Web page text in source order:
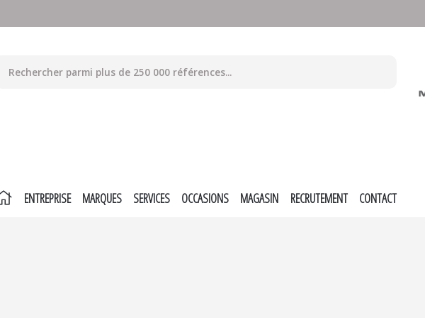
ENTREPRISE MARQUES SERVICES OCCASIONS MAGASIN RECRUTEMENT CONTACT